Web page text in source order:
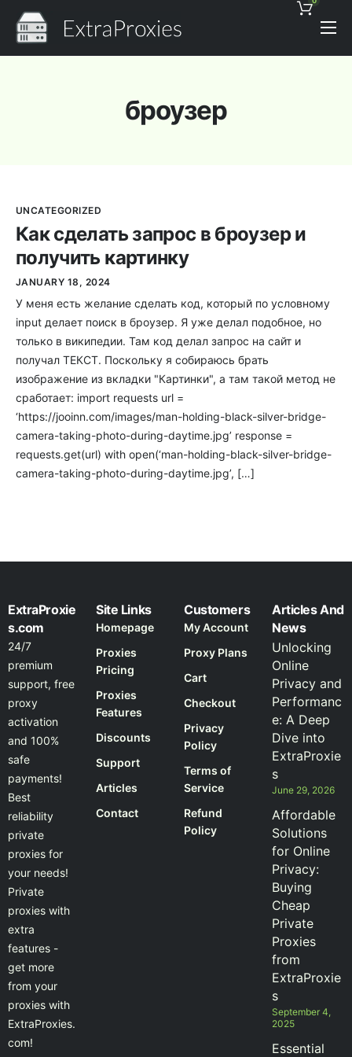
Pricing
Proxies Discount
News
броузер
UNCATEGORIZED
Как сделать запрос в броузер и
получить картинку
JANUARY 18, 2024
У меня есть желание сделать код, который по условному
input делает поиск в броузер. Я уже делал подобное, но
только в википедии. Там код делал запрос на сайт и
получал ТЕКСТ. Поскольку я собираюсь брать
изображение из вкладки "Картинки", а там такой метод не
сработает: import requests url =
‘https://jooinn.com/images/man-holding-black-silver-bridge-
camera-taking-photo-during-daytime.jpg’ response =
requests.get(url) with open(‘man-holding-black-silver-bridge-
camera-taking-photo-during-daytime.jpg’, […]
ExtraProxie
s.com
24/7
premium
support, free
proxy
activation
and 100%
safe
payments!
Best
reliability
private
proxies for
your needs!
Private
proxies with
extra
features -
get more
from your
proxies with
ExtraProxies.
com!
Site Links
Homepage
Proxies
Pricing
Proxies
Features
Discounts
Support
Articles
Contact
Customers
My Account
Proxy Plans
Cart
Checkout
Privacy
Policy
Terms of
Service
Refund
Policy
Articles And
News
Unlocking
Online
Privacy and
Performanc
e: A Deep
Dive into
ExtraProxie
s
June 29, 2026
Affordable
Solutions
for Online
Privacy:
Buying
Cheap
Private
Proxies
from
ExtraProxie
s
September 4,
2025
Essential